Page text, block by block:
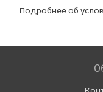
Подробнее об